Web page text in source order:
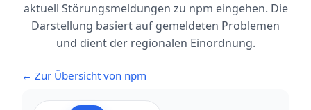
aktuell Störungsmeldungen zu npm eingehen. Die
Darstellung basiert auf gemeldeten Problemen
und dient der regionalen Einordnung.
← Zur Übersicht von npm